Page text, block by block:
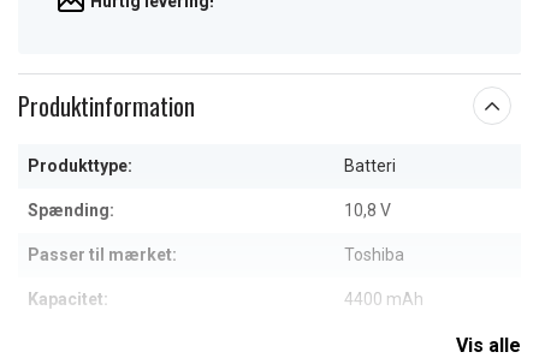
Produktinformation
Produkttype: Batteri
Spænding: 10,8 V
Passer til mærket: Toshiba
Kapacitet: 4400 mAh
Vis alle